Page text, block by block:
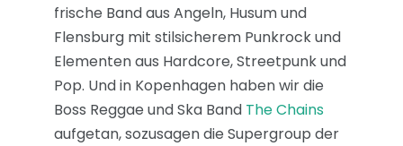
frische Band aus Angeln, Husum und
Flensburg mit stilsicherem Punkrock und
Elementen aus Hardcore, Streetpunk und
Pop. Und in Kopenhagen haben wir die
Boss Reggae und Ska Band The Chains
aufgetan, sozusagen die Supergroup der